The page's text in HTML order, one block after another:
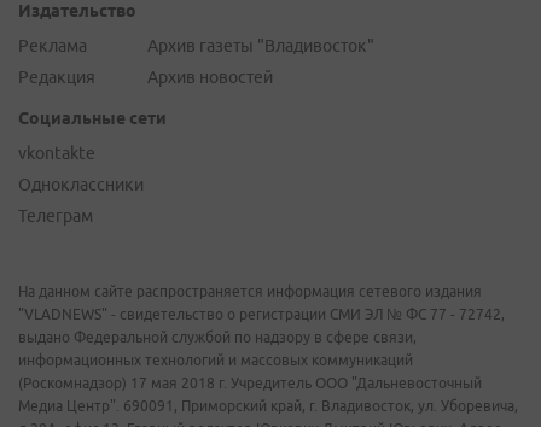
Издательство
Реклама
Редакция
Архив газеты "Владивосток"
Архив новостей
Социальные сети
vkontakte
Одноклассники
Телеграм
На данном сайте распространяется информация сетевого издания
"VLADNEWS" - свидетельство о регистрации СМИ ЭЛ № ФС 77 - 72742,
выдано Федеральной службой по надзору в сфере связи,
информационных технологий и массовых коммуникаций
(Роскомнадзор) 17 мая 2018 г. Учредитель ООО "Дальневосточный
Медиа Центр". 690091, Приморский край, г. Владивосток, ул. Уборевича,